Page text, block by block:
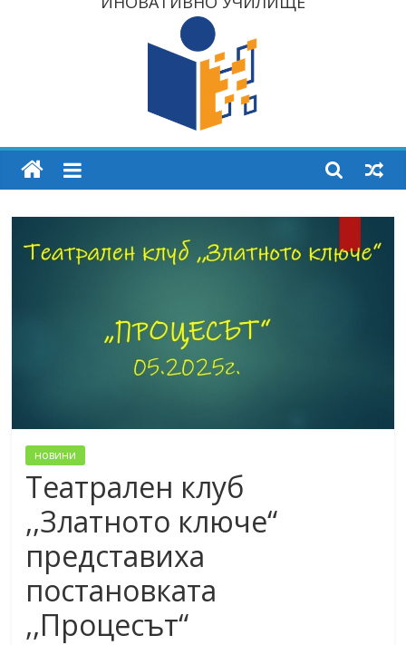
новини
Театрален клуб
,,Златното ключе“
представиха
постановката
,,Процесът“